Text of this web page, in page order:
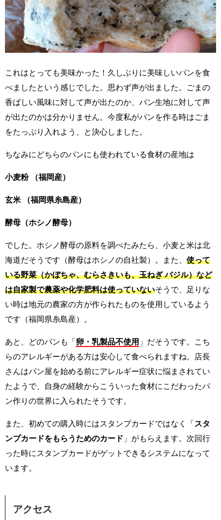
これはとっても美味かった！久しぶりに美味しいパンを食
べましたという感じでした。思わず声が出ました。ごまの
香ばしい風味に対して声が出たのか、パン生地に対して声
が出たのかは分かりません。今度私がパンを作る時はごま
をたっぷり入れよう、と決心しました。
ちなみにどちらのパンにも使われている食材の産地は
小麦粉 （福岡産）
玄米 （福岡県糸島産）
酵母（ホシノ酵母）
でした。ホシノ酵母の原料を調べたみたら、小麦と米は北
海道だそうです（酵母はホシノの自社製）。また、 使って
いる野菜（かぼちゃ、むらさきいも、玉ねぎ バジル）など
は自家製で農薬や化学肥料は使っていないそうで、足りな
い時は地元の農家の方が作られたものを使用しているよう
です（福岡県糸島産）。
あと、どのパンも「 卵・乳製品不使用 」だそうです。こち
らのアレルギーがある方は安心して食べられますね。店長
さんはパン屋を始める前にアレルギー症状に悩まされてい
たようで、自身の経験からこういった食材にこだわったパ
ン作りの世界に入られたそうです。
また、初めての購入時にはスタンプカードではなく「 スタ
ンプカードをもらうためのカード 」がもらえます。次回行
った時にスタンプカードがゲットできるシステムになって
います。
アクセス